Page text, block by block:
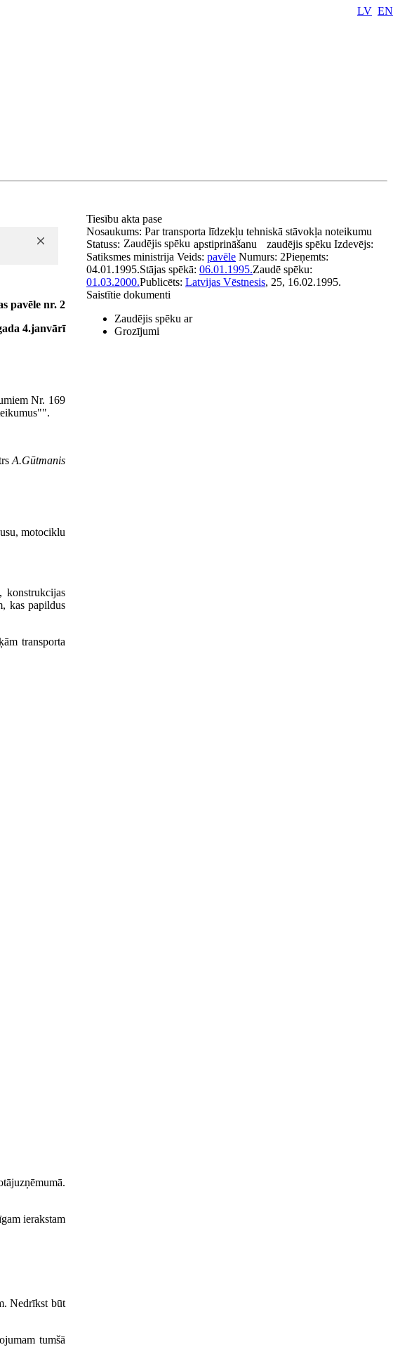
LV EN
pavēle nr. 2
4.janvārī
Nr. 169
A.Gūtmanis
motociklu
konstrukcijas
kas papildus
transporta
ierakstam
Nedrīkst būt
tumšā
Tiesību akta pase
Nosaukums: Par transporta līdzekļu tehniskā stāvokļa noteikumu
apstiprināšanu
Statuss: Zaudējis spēku zaudējis spēku Izdevējs:
Satiksmes ministrija Veids: pavēle Numurs: 2Pieņemts:
04.01.1995.Stājas spēkā: 06.01.1995.Zaudē spēku:
01.03.2000.Publicēts: Latvijas Vēstnesis, 25, 16.02.1995.
Saistītie dokumenti
Zaudējis spēku ar
Grozījumi